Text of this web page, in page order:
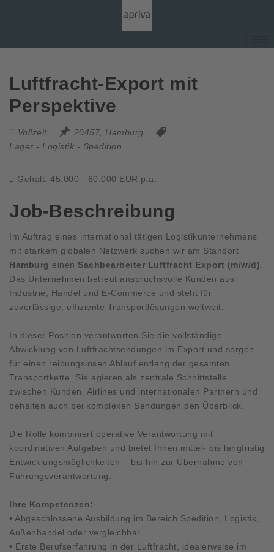
Luftfracht-Export mit
Perspektive
Vollzeit
20457, Hamburg
Lager - Logistik - Spedition
Gehalt: 45.000 - 60.000 EUR p.a.
Job-Beschreibung
Im Auftrag eines international tätigen Logistikunternehmens
mit starkem globalen Netzwerk suchen wir am Standort
Hamburg einen Sachbearbeiter Luftfracht Export (m/w/d)
Das Unternehmen betreut anspruchsvolle Kunden aus
Industrie, Handel und E-Commerce und steht für
zuverlässige, effiziente Transportlösungen weltweit.
In dieser Position verantworten Sie die vollständige
Abwicklung von Luftfrachtsendungen im Export und sorgen
für einen reibungslosen Ablauf entlang der gesamten
Transportkette. Sie agieren als zentrale Schnittstelle
zwischen Kunden, Airlines und internationalen Partnern und
behalten auch bei komplexen Sendungen den Überblick.
Die Rolle kombiniert operative Verantwortung mit
koordinativen Aufgaben und bietet Ihnen mittel- bis langfristig
Entwicklungsmöglichkeiten – bis hin zur Übernahme von
Führungsverantwortung.
Ihre Kompetenzen:
• Abgeschlossene Ausbildung im Bereich Spedition, Logistik,
Außenhandel oder vergleichbar
• Erste Berufserfahrung in der Luftfracht, idealerweise im